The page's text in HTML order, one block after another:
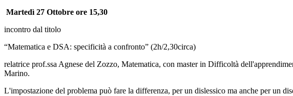
Martedì 27 Ottobre ore 15,30
incontro dal titolo
“Matematica e DSA: specificità a confronto” (2h/2,30circa)
relatrice prof.ssa Agnese del Zozzo, Matematica, con master in Difficoltà
Marino.
L'impostazione del problema può fare la differenza, per un dislessico ma anche per un